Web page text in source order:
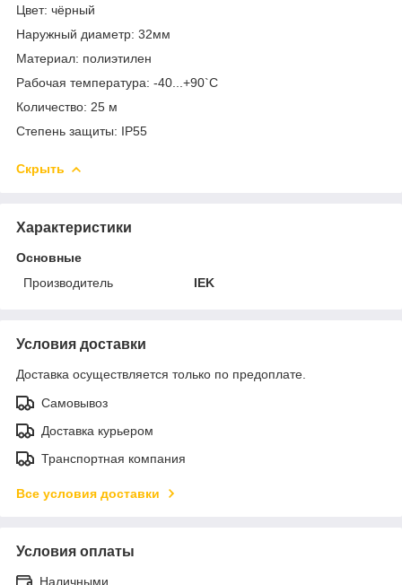
Цвет: чёрный
Наружный диаметр: 32мм
Материал: полиэтилен
Рабочая температура: -40...+90`С
Количество: 25 м
Степень защиты: IP55
Скрыть
Характеристики
Основные
Производитель
IEK
Условия доставки
Доставка осуществляется только по предоплате.
Самовывоз
Доставка курьером
Транспортная компания
Все условия доставки
Условия оплаты
Наличными